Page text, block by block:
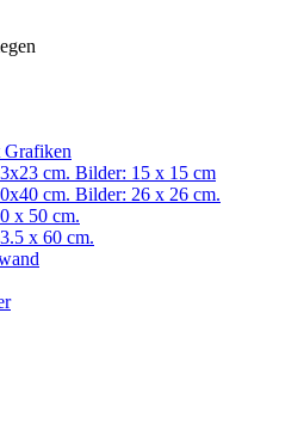
cm. Bilder: 15 x 15 cm
cm. Bilder: 26 x 26 cm.
x 50 cm.
x 60 cm.